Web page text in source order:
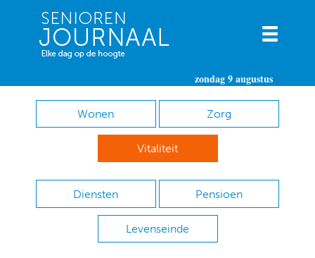
zondag 9 augustus
Wonen Zorg
Vitaliteit
Diensten Pensioen
Levenseinde